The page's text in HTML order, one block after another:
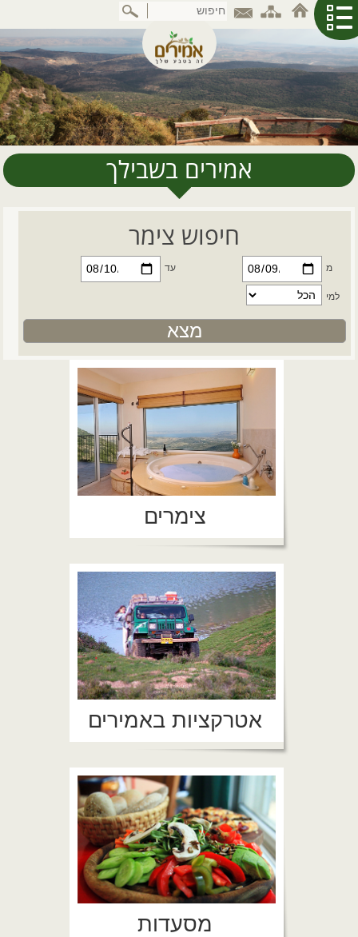
לתוכן
המרכזי
אמירים בשבילך
חיפוש צימר
מ עד
למי
צימרים
אטרקציות באמירים
מסעדות